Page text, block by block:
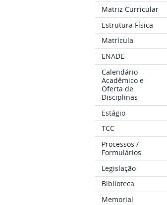
Matriz Curricular
Estrutura Física
Matrícula
ENADE
Calendário
Acadêmico e
Oferta de
Disciplinas
Estágio
TCC
Processos /
Formulários
Legislação
Biblioteca
Memorial